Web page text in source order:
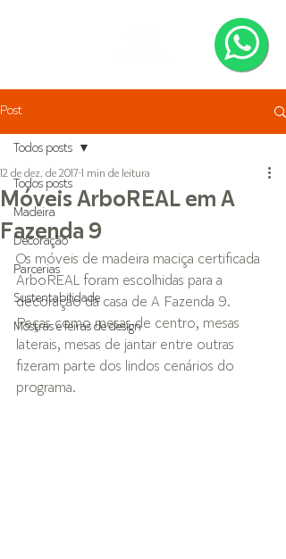
Post
Todos posts
Madeira
Decoração
Parcerias
Sustentabilidade
Mostras e feiras de design
Todos posts
Móveis ArboREAL em A
Fazenda 9
12 de dez. de 2017 1 min de leitura
Os móveis de madeira maciça certificada
ArboREAL foram escolhidas para a
decoração da casa de A Fazenda 9.
Peças como mesas de centro, mesas
laterais, mesas de jantar entre outras
fizeram parte dos lindos cenários do
programa.